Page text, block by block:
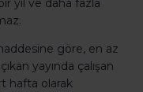
yıl ve daha fazla
göre, en az
yayında çalışan
hafta olarak